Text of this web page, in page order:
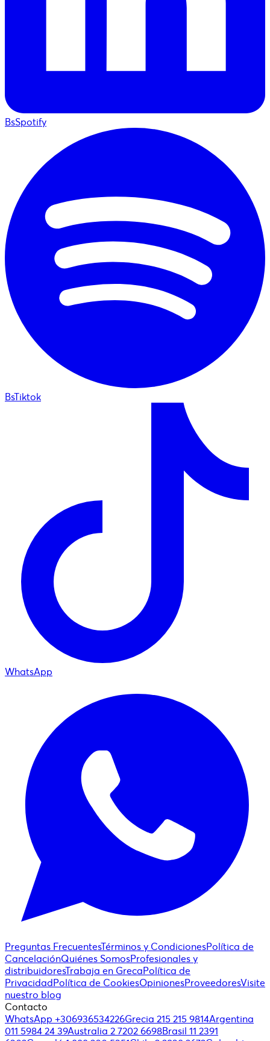
BsSpotify
BsTiktok
WhatsApp
Preguntas FrecuentesTérminos y CondicionesPolítica de
CancelaciónQuiénes SomosProfesionales y
distribuidoresTrabaja en GrecaPolítica de
PrivacidadPolítica de CookiesOpinionesProveedoresVisite
nuestro blog
Contacto
WhatsApp +306936534226Grecia 215 215 9814Argentina
011 5984 24 39Australia 2 7202 6698Brasil 11 2391